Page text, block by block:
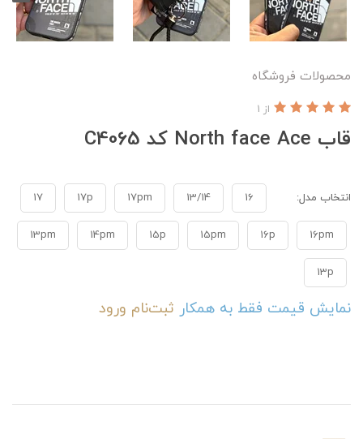
محصولات فروشگاه
قاب North face Ace کد C4065
از 1
انتخاب مدل: 16
13/14
17pm
17p
17
16pm
16p
15pm
15p
14pm
13pm
13p
نمایش قیمت فقط به همکار ثبت‌نام ورود